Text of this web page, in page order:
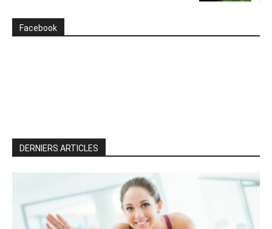
Facebook
DERNIERS ARTICLES